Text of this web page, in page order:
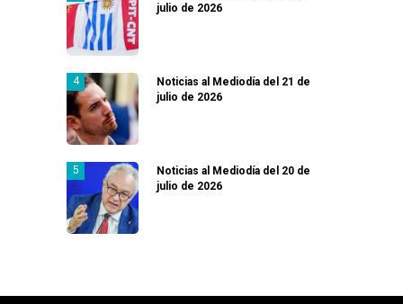
julio de 2026
Noticias al Mediodía del 21 de
julio de 2026
Noticias al Mediodía del 20 de
julio de 2026